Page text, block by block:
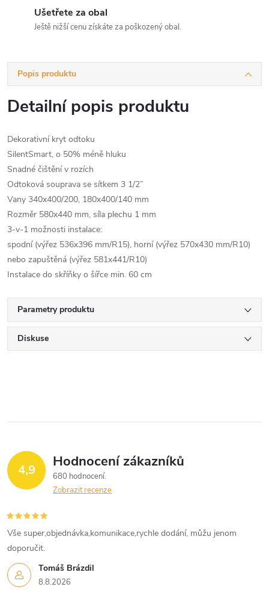
Ušetřete za obal
Ještě nižší cenu získáte za poškozený obal.
Popis produktu
Detailní popis produktu
Dekorativní kryt odtoku
SilentSmart, o 50% méně hluku
Snadné čištění v rozích
Odtoková souprava se sítkem 3 1/2”
Vany 340x400/200, 180x400/140 mm
Rozměr 580x440 mm, síla plechu 1 mm
3-v-1 možnosti instalace:
spodní (výřez 536x396 mm/R15), horní (výřez 570x430 mm/R10)
nebo zapuštěná (výřez 581x441/R10)
Instalace do skříňky o šířce min. 60 cm
Parametry produktu
Diskuse
4,9 Hodnocení zákazníků
680 hodnocení
Zobrazit recenze
Tomáš Brázdil
8.8.2026
Vše super,objednávka,komunikace,rychle dodání, můžu jenom
doporučit.